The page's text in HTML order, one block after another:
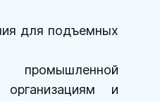
для подъемных
промышленной
и